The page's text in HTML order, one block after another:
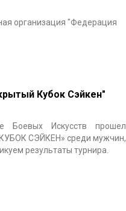
организация "Федерация
Кубок Сэйкен"
Боевых Искусств прошел
СЭЙКЕН» среди мужчин,
результаты турнира.